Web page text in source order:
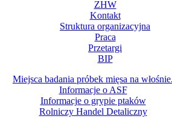
ZHW
Kontakt
Struktura organizacyjna
Praca
Przetargi
BIP
Miejsca badania próbek mięsa na włośnie.
Informacje o ASF
Informacje o grypie ptaków
Rolniczy Handel Detaliczny